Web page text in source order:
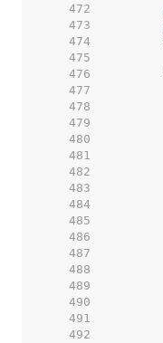
   472
   473
   474
   475
   476
   477
   478
   479
   480
   481
   482
   483
   484
   485
   486
   487
   488
   489
   490
   491
   492